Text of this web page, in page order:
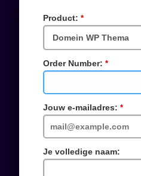
Product:
veld
Order Number:
veld
Jouw e-mailadres:
veld
Je volledige naam: